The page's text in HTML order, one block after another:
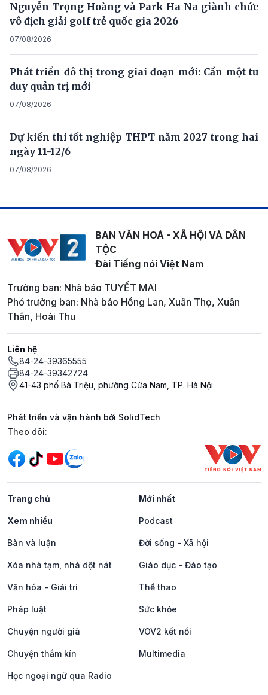
Nguyễn Trọng Hoàng và Park Ha Na giành chức
vô địch giải golf trẻ quốc gia 2026
07/08/2026
Phát triển đô thị trong giai đoạn mới: Cần một tư
duy quản trị mới
07/08/2026
Dự kiến thi tốt nghiệp THPT năm 2027 trong hai
ngày 11-12/6
07/08/2026
BAN VĂN HOÁ - XÃ HỘI VÀ DÂN
TỘC
Đài Tiếng nói Việt Nam
Trưởng ban: Nhà báo TUYẾT MAI
Phó trưởng ban: Nhà báo Hồng Lan, Xuân Thọ, Xuân
Thân, Hoài Thu
Liên hệ
84-24-39365555
84-24-39342724
41-43 phố Bà Triệu, phường Cửa Nam, TP. Hà Nội
Phát triển và vận hành bởi SolidTech
Mạng xã hội
Theo dõi:
Trang chủ Mới nhất
Xem nhiều Podcast
Bàn và luận Đời sống - Xã hội
Xóa nhà tạm, nhà dột nát Giáo dục - Đào tạo
Văn hóa - Giải trí Thể thao
Pháp luật Sức khỏe
Chuyện người già VOV2 kết nối
Chuyện thầm kín Multimedia
Học ngoại ngữ qua Radio